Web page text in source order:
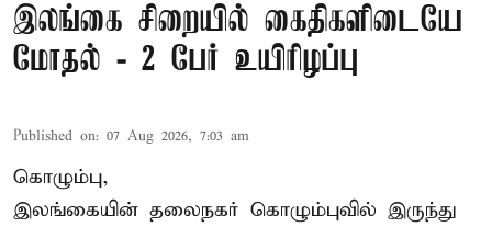
இலங்கை சிறையில் கைதிகளிடையே
மோதல் - 2 பேர் உயிரிழப்பு
Published on: 07 Aug 2026, 7:03 am
கொழும்பு,
இலங்கையின் தலைநகர் கொழும்புவில் இருந்து